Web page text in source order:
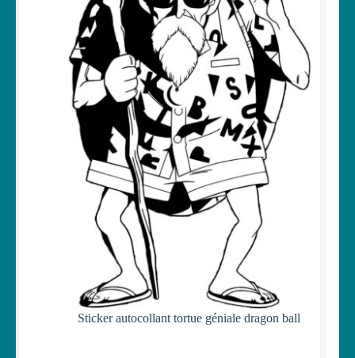
Sticker autocollant tortue géniale dragon ball